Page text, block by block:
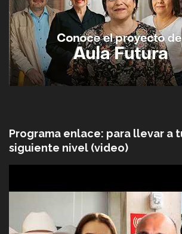
Programa enlace: para llevar a
siguiente nivel (video)